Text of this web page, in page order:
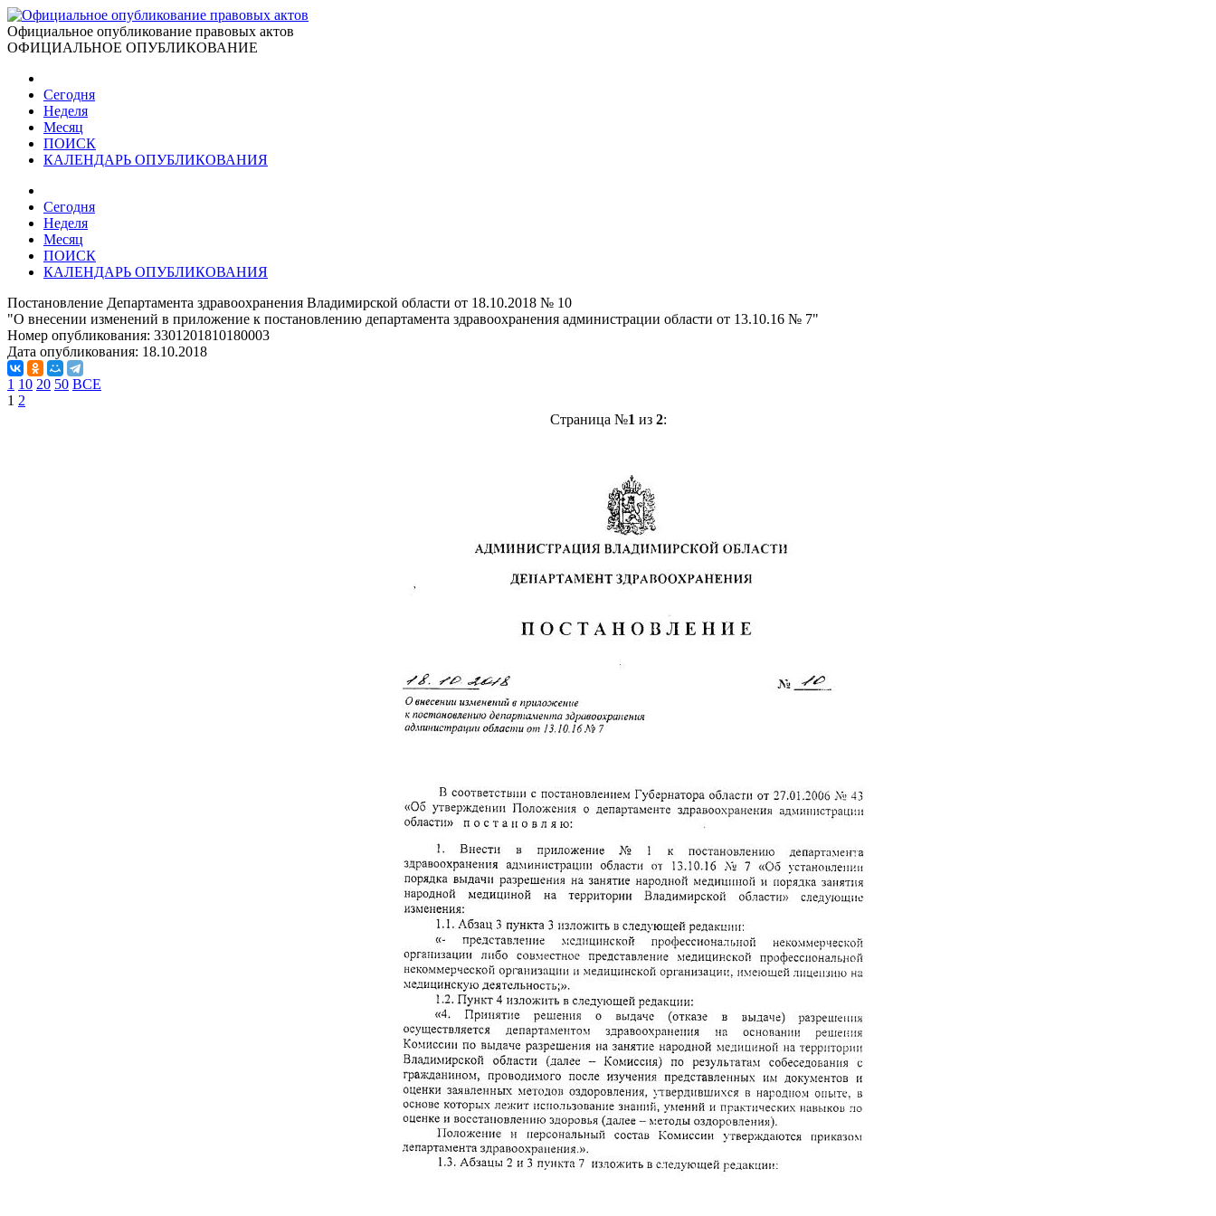
Официальное опубликование правовых актов
ОФИЦИАЛЬНОЕ ОПУБЛИКОВАНИЕ
Сегодня
Неделя
Месяц
ПОИСК
КАЛЕНДАРЬ ОПУБЛИКОВАНИЯ
Сегодня
Неделя
Месяц
ПОИСК
КАЛЕНДАРЬ ОПУБЛИКОВАНИЯ
Постановление Департамента здравоохранения Владимирской области от 18.10.2018 № 10
"О внесении изменений в приложение к постановлению департамента здравоохранения администрации области от 13.10.16 № 7"
Номер опубликования: 3301201810180003
Дата опубликования: 18.10.2018
1 10 20 50 ВСЕ
1 2
Страница №1 из 2: